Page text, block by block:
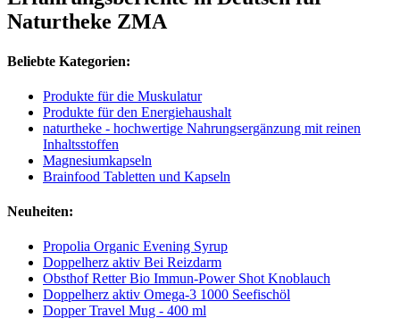
Naturtheke ZMA
Beliebte Kategorien:
Produkte für die Muskulatur
Produkte für den Energiehaushalt
naturtheke - hochwertige Nahrungsergänzung mit reinen
Inhaltsstoffen
Magnesiumkapseln
Brainfood Tabletten und Kapseln
Neuheiten:
Propolia Organic Evening Syrup
Doppelherz aktiv Bei Reizdarm
Obsthof Retter Bio Immun-Power Shot Knoblauch
Doppelherz aktiv Omega-3 1000 Seefischöl
Dopper Travel Mug - 400 ml